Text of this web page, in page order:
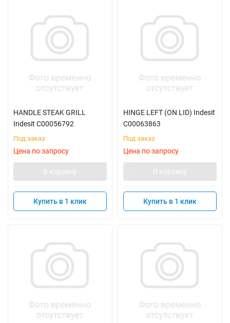
HANDLE STEAK GRILL
Indesit C00056792
Под заказ
Цена по запросу
В корзину
Купить в 1 клик
HINGE LEFT (ON LID) Indesit
C00063863
Под заказ
Цена по запросу
В корзину
Купить в 1 клик